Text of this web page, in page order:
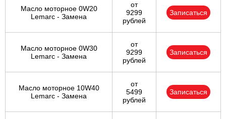
Масло моторное 0W20
Lemarc - Замена
от
9299
рублей
Записаться
Масло моторное 0W30
Lemarc - Замена
от
9299
рублей
Записаться
Масло моторное 10W40
Lemarc - Замена
от
5499
рублей
Записаться